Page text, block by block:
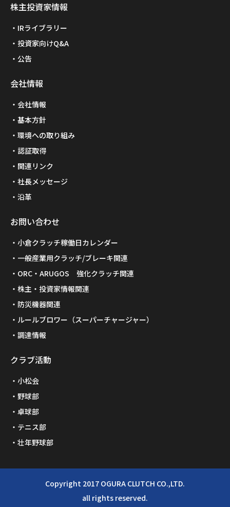
株主投資家情報
IRライブラリー
投資家向けQ&A
公告
会社情報
会社情報
基本方針
環境への取り組み
認証取得
関連リンク
社長メッセージ
沿革
お問い合わせ
小倉クラッチ稼働日カレンダー
一般産業用クラッチ/ブレーキ関連
ORC・ARUGOS 強化クラッチ関連
株主・投資家情報関連
防災機器関連
ルールブロワー（スーパーチャージャー）
調達情報
クラブ活動
小松会
野球部
卓球部
テニス部
壮年野球部
Copyright 2017 OGURA CLUTCH CO.,LTD.
all rights reserved.